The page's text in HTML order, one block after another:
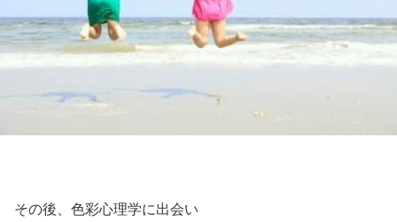
その後、色彩心理学に出会い